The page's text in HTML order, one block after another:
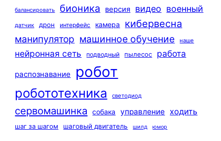
балансировать бионика версия видео военный
датчик дрон интерфейс камера кибервесна
манипулятор машинное обучение наше
нейронная сеть подводный пылесос работа
распознавание робот
робототехника светодиод
сервомашинка собака управление ходить
шаг за шагом шаговый двигатель шилд юмор